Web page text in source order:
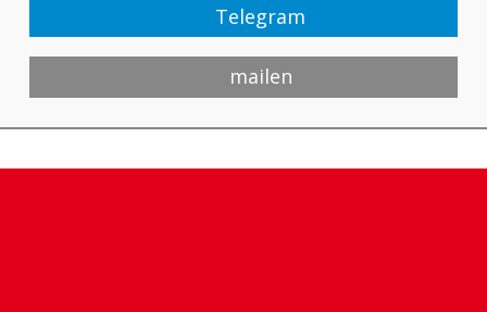
Telegram
mailen